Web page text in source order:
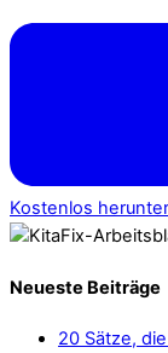
Kostenlos
Neueste Beiträge
20 Sätze,